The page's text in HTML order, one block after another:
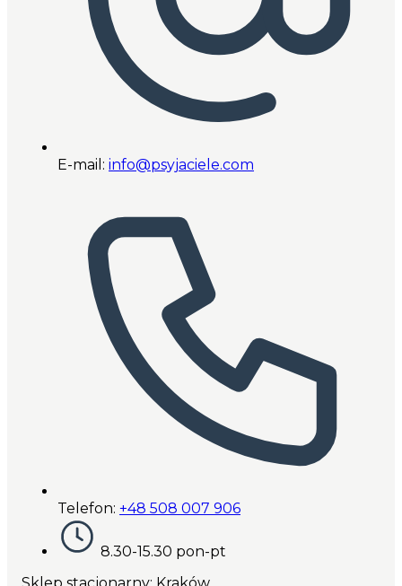
E-mail: info@psyjaciele.com
Telefon: +48 508 007 906
8.30-15.30 pon-pt
Sklep stacjonarny: Kraków